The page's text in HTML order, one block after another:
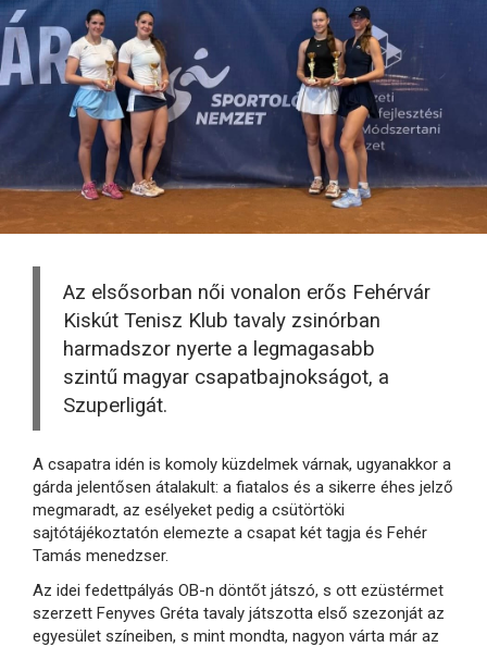
Az elsősorban női vonalon erős Fehérvár
Kiskút Tenisz Klub tavaly zsinórban
harmadszor nyerte a legmagasabb
szintű magyar csapatbajnokságot, a
Szuperligát.
A csapatra idén is komoly küzdelmek várnak, ugyanakkor a
gárda jelentősen átalakult: a fiatalos és a sikerre éhes jelző
megmaradt, az esélyeket pedig a csütörtöki
sajtótájékoztatón elemezte a csapat két tagja és Fehér
Tamás menedzser.
Az idei fedettpályás OB-n döntőt játszó, s ott ezüstérmet
szerzett Fenyves Gréta tavaly játszotta első szezonját az
egyesület színeiben, s mint mondta, nagyon várta már az